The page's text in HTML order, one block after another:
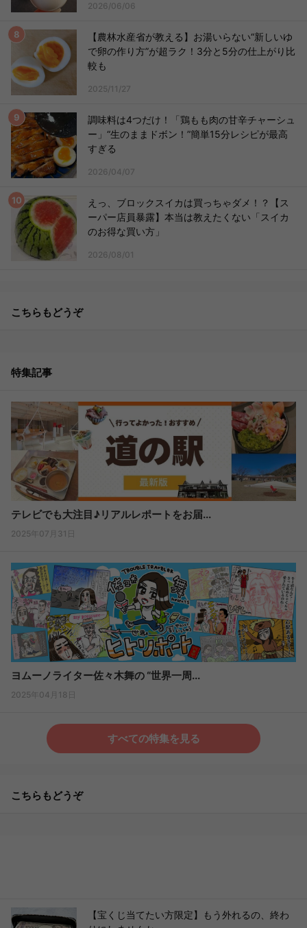
2026/06/06
【農林水産省が教える】お湯いらない“新しいゆ
で卵の作り方”が超ラク！3分と5分の仕上がり比
較も
2025/11/27
調味料は4つだけ！「鶏もも肉の甘辛チャーシュ
ー」“生のままドボン！”簡単15分レシピが最高
すぎる
2026/04/07
えっ、ブロックスイカは買っちゃダメ！？【ス
ーパー店員暴露】本当は教えたくない「スイカ
のお得な買い方」
2026/08/01
こちらもどうぞ
特集記事
テレビでも大注目♪リアルレポートをお届...
2025年07月31日
ヨムーノライター佐々木舞の “世界一周...
2025年04月18日
すべての特集を見る
こちらもどうぞ
【宝くじ当てたい方限定】もう外れるの、終わ